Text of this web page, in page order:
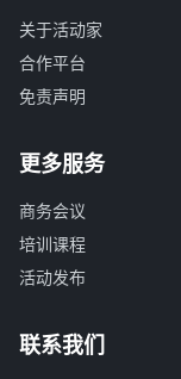
关于活动家
合作平台
免责声明
更多服务
商务会议
培训课程
活动发布
联系我们